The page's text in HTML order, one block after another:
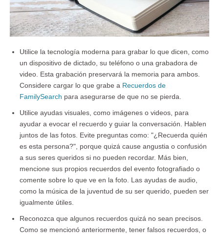
Utilice la tecnología moderna para grabar lo que dicen, como
un dispositivo de dictado, su teléfono o una grabadora de
video. Esta grabación preservará la memoria para ambos.
Considere cargar lo que grabe a Recuerdos de
FamilySearch para asegurarse de que no se pierda.
Utilice ayudas visuales, como imágenes o videos, para
ayudar a evocar el recuerdo y guiar la conversación. Hablen
juntos de las fotos. Evite preguntas como: "¿Recuerda quién
es esta persona?", porque quizá cause angustia o confusión
a sus seres queridos si no pueden recordar. Más bien,
mencione sus propios recuerdos del evento fotografiado o
comente sobre lo que ve en la foto. Las ayudas de audio,
como la música de la juventud de su ser querido, pueden ser
igualmente útiles.
Reconozca que algunos recuerdos quizá no sean precisos.
Como se mencionó anteriormente, tener falsos recuerdos, o